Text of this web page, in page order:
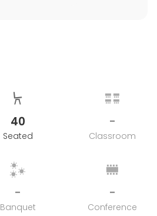
40
Seated
-
Classroom
-
Banquet
-
Conference